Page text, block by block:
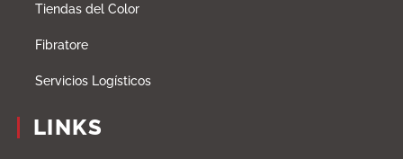
Tiendas del Color
Fibratore
Servicios Logísticos
LINKS